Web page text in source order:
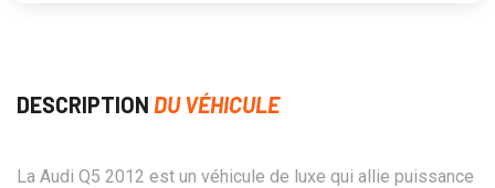
DESCRIPTION DU VÉHICULE
La Audi Q5 2012 est un véhicule de luxe qui allie puissance